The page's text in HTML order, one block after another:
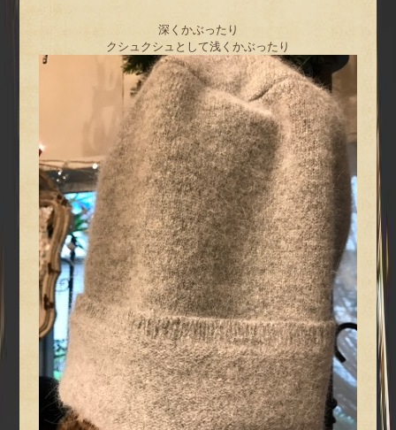
深くかぶったり
クシュクシュとして浅くかぶったり